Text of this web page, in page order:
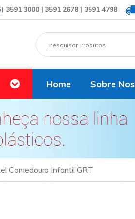
3591 3000 | 3591 2678 | 3591 4798
Home Sobre Nos
Comedouro Infantil GRT